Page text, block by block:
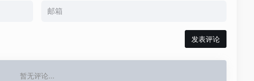
发表评论
暂无评论...